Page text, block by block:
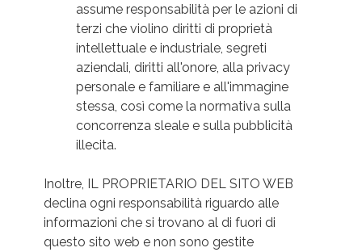
assume responsabilità per le azioni di
terzi che violino diritti di proprietà
intellettuale e industriale, segreti
aziendali, diritti all'onore, alla privacy
personale e familiare e all'immagine
stessa, così come la normativa sulla
concorrenza sleale e sulla pubblicità
illecita.
Inoltre, IL PROPRIETARIO DEL SITO WEB
declina ogni responsabilità riguardo alle
informazioni che si trovano al di fuori di
questo sito web e non sono gestite